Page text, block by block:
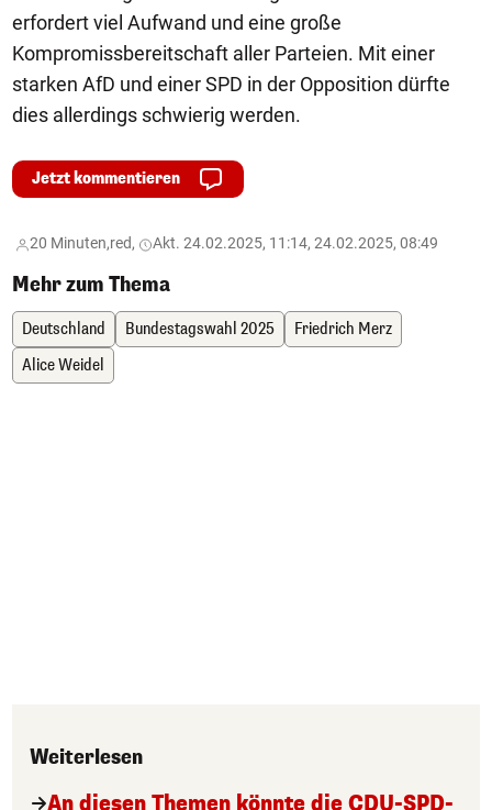
erfordert viel Aufwand und eine große
Kompromissbereitschaft aller Parteien. Mit einer
starken AfD und einer SPD in der Opposition dürfte
dies allerdings schwierig werden.
Jetzt kommentieren
20 Minuten,red, Akt. 24.02.2025, 11:14, 24.02.2025, 08:49
Mehr zum Thema
Deutschland Bundestagswahl 2025
Friedrich Merz
Alice Weidel
Weiterlesen